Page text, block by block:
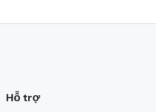
Hỗ trợ